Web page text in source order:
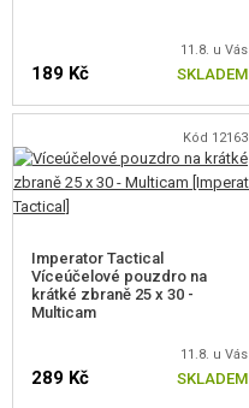
KAPSY, SUMKY, POUZDRA
PRVNÍ POMOC A KPZ
KLÍČENKY
LIGHTSTICKY
ROZLIŠOVACÍ PÁSKY
11.8. u Vás
189 Kč SKLADEM
Kód 12163
Imperator Tactical
Víceúčelové pouzdro na
krátké zbraně 25 x 30 -
Multicam
11.8. u Vás
289 Kč SKLADEM